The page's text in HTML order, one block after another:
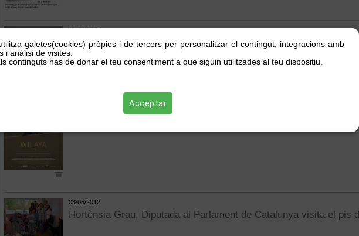
10/05/2012
Susanna Pellicer rep el ministre de Salut Pública de la RASD al
d'acollida per a infants malalts sahrauís
Estrena de la pel·lícula WILAYA
03/05/2012
Hortènsia Grau, Diputada al Parlament de Catalunya visita el pis
galetes(cookies) pròpies i de tercers per personalitzar el contingut, integracions amb
i anàlisi de visites.
continguts has de donar el teu consentiment a que siguin utilitzades al teu dispositiu.
Acceptar